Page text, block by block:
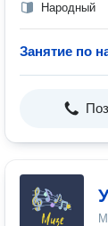
Народный
Занятие по